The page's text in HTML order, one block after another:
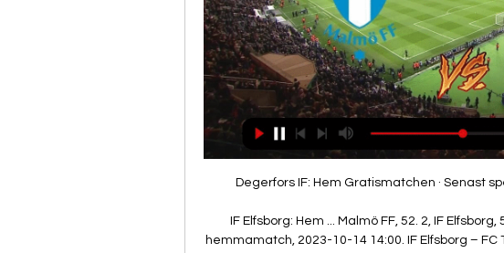
Degerfors IF: Hem Gratismatchen · Senast
IF Elfsborg: Hem ... Malmö FF, 52. 2, IF
hemmamatch, 2023-10-14 14:00. IF Elfsborg – FC